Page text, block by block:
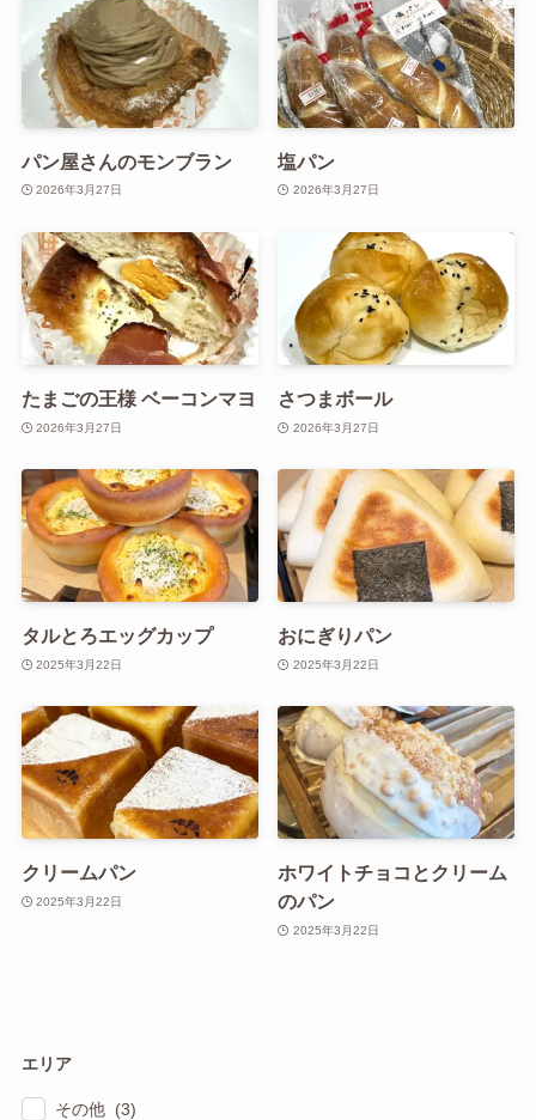
パン屋さんのモンブラン
2026年3月27日
塩パン
2026年3月27日
たまごの王様 ベーコンマヨ
2026年3月27日
さつまボール
2026年3月27日
タルとろエッグカップ
2025年3月22日
おにぎりパン
2025年3月22日
クリームパン
2025年3月22日
ホワイトチョコとクリーム
のパン
2025年3月22日
エリア
その他 (3)